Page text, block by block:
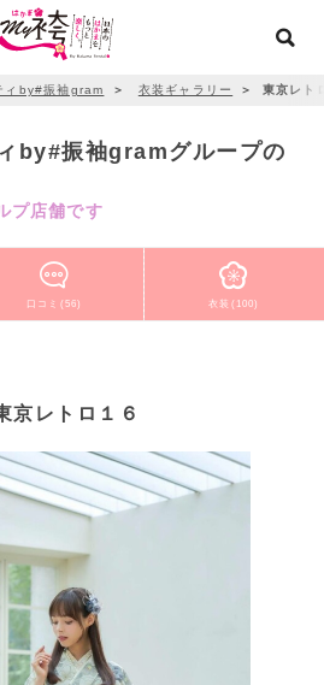
ィby#振袖gram ＞ 衣装ギャラリー ＞ 東京レト
by#振袖gramグループの
プ店舗です
口コミ(56) 衣装(100)
京レトロ１６